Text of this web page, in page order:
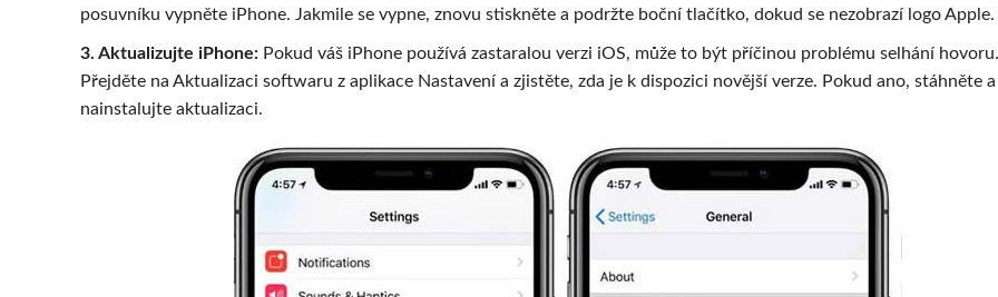
posuvníku vypněte iPhone. Jakmile se vypne, znovu stiskněte a podržte boční tlačítko, dokud se nezobrazí logo Apple.
3. Aktualizujte iPhone: Pokud váš iPhone používá zastaralou verzi iOS, může to být příčinou problému selhání hovoru.
Přejděte na Aktualizaci softwaru z aplikace Nastavení a zjistěte, zda je k dispozici novější verze. Pokud ano, stáhněte a
nainstalujte aktualizaci.